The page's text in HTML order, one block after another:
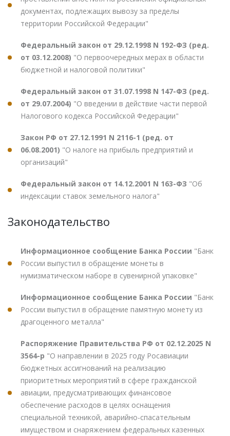
документах, подлежащих вывозу за пределы
территории Российской Федерации"
Федеральный закон от 29.12.1998 N 192-ФЗ (ред.
от 03.12.2008) "О первоочередных мерах в области
бюджетной и налоговой политики"
Федеральный закон от 31.07.1998 N 147-ФЗ (ред.
от 29.07.2004) "О введении в действие части первой
Налогового кодекса Российской Федерации"
Закон РФ от 27.12.1991 N 2116-1 (ред. от
06.08.2001) "О налоге на прибыль предприятий и
организаций"
Федеральный закон от 14.12.2001 N 163-ФЗ "Об
индексации ставок земельного налога"
Законодательство
Информационное сообщение Банка России "Банк
России выпустил в обращение монеты в
нумизматическом наборе в сувенирной упаковке"
Информационное сообщение Банка России "Банк
России выпустил в обращение памятную монету из
драгоценного металла"
Распоряжение Правительства РФ от 02.12.2025 N
3564-р "О направлении в 2025 году Росавиации
бюджетных ассигнований на реализацию
приоритетных мероприятий в сфере гражданской
авиации, предусматривающих финансовое
обеспечение расходов в целях оснащения
специальной техникой, аварийно-спасательным
имуществом и снаряжением федеральных казенных